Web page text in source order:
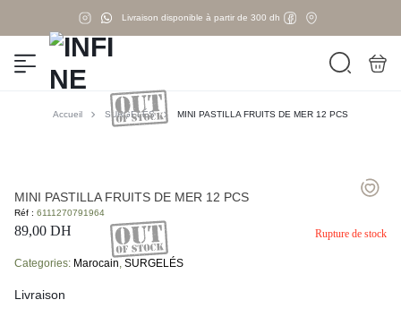
Livraison disponible à partir de 300 dh
Accueil SURGELÉS MINI PASTILLA FRUITS DE MER 12 PCS
MINI PASTILLA FRUITS DE MER 12 PCS
Réf : 6111270791964
89,00 DH Rupture de stock
Categories: Marocain, SURGELÉS
Livraison